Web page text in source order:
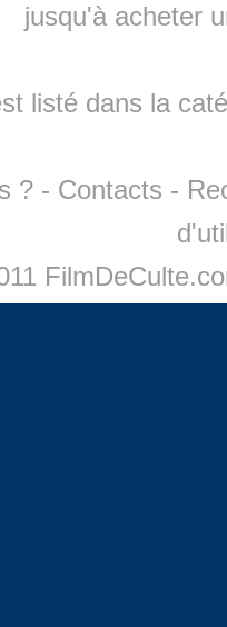
jusqu'à acheter
listé dans la
? - Contacts -